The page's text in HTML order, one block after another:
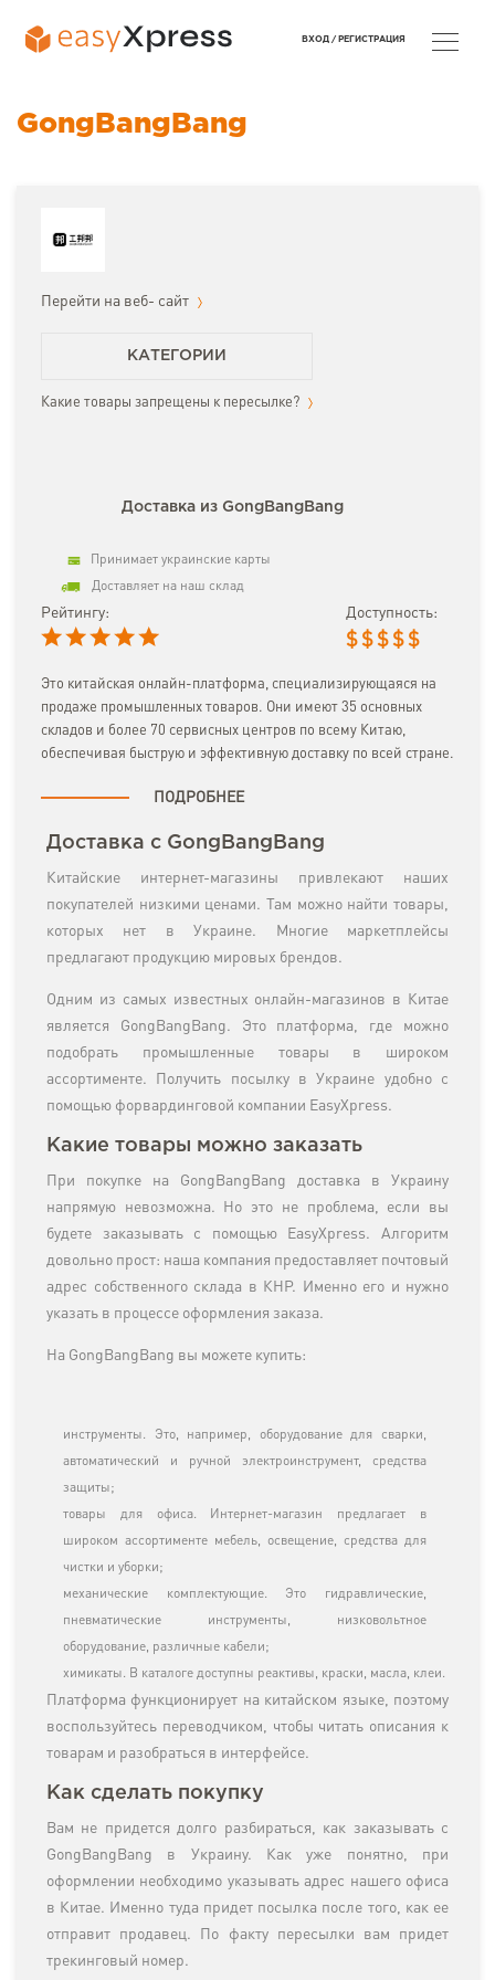
GongBangBang
Перейти на веб- сайт
КАТЕГОРИИ
Какие товары запрещены к пересылке?
Доставка из GongBangBang
Принимает украинские карты
Доставляет на наш склад
Рейтингу: Доступность:
$ $ $ $ $
Это китайская онлайн-платформа, специализирующаяся на
продаже промышленных товаров. Они имеют 35 основных
складов и более 70 сервисных центров по всему Китаю,
обеспечивая быструю и эффективную доставку по всей стране.
ПОДРОБНЕЕ
Доставка с GongBangBang
Китайские интернет-магазины привлекают наших
покупателей низкими ценами. Там можно найти товары,
которых нет в Украине. Многие маркетплейсы
предлагают продукцию мировых брендов.
Одним из самых известных онлайн-магазинов в Китае
является GongBangBang. Это платформа, где можно
подобрать промышленные товары в широком
ассортименте. Получить посылку в Украине удобно с
помощью форвардинговой компании EasyXpress.
Какие товары можно заказать
При покупке на GongBangBang доставка в Украину
напрямую невозможна. Но это не проблема, если вы
будете заказывать с помощью EasyXpress. Алгоритм
довольно прост: наша компания предоставляет почтовый
адрес собственного склада в КНР. Именно его и нужно
указать в процессе оформления заказа.
На GongBangBang вы можете купить:
инструменты. Это, например, оборудование для сварки,
автоматический и ручной электроинструмент, средства
защиты;
товары для офиса. Интернет-магазин предлагает в
широком ассортименте мебель, освещение, средства для
чистки и уборки;
механические комплектующие. Это гидравлические,
пневматические инструменты, низковольтное
оборудование, различные кабели;
химикаты. В каталоге доступны реактивы, краски, масла, клеи.
Платформа функционирует на китайском языке, поэтому
воспользуйтесь переводчиком, чтобы читать описания к
товарам и разобраться в интерфейсе.
Как сделать покупку
Вам не придется долго разбираться, как заказывать с
GongBangBang в Украину. Как уже понятно, при
оформлении необходимо указывать адрес нашего офиса
в Китае. Именно туда придет посылка после того, как ее
отправит продавец. По факту пересылки вам придет
трекинговый номер.
ВХОД / РЕГИСТРАЦИЯ